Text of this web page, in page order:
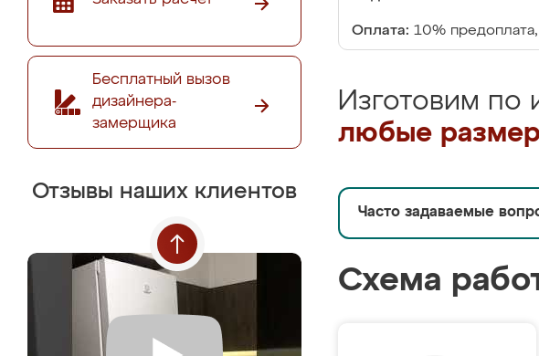
Бесплатный вызов
дизайнера-
замерщика
Отзывы наших клиентов
Оплата: 10%
Изготовим по
любые
Часто задаваемые
Схема